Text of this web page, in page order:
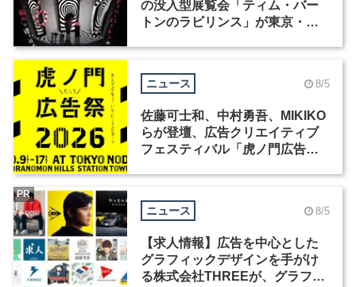
の没入型展覧会「ティム・バー
トンのラビリンス」が東京・豊
ニュース 8/5
佐藤可士和、中村勇吾、MIKIKO
らが登壇、広告クリエイティブ
フェスティバル「虎ノ門広告
ニュース 8/5
【求人情報】広告を中心とした
グラフィックデザインを手がけ
る株式会社THREEが、グラフィ
PR